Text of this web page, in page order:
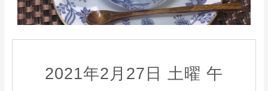
2021年2月27日 土曜 午